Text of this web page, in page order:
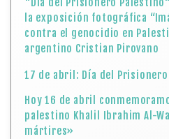
la exposición fotográfica
contra el genocidio en
argentino Cristian Pirovano
17 de abril: Día del
Hoy 16 de abril
palestino Khalil Ibrahim Al-
mártires»